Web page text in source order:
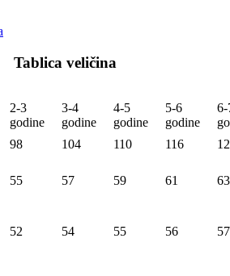
Tablica veličina
2-3
godine
3-4
godine
4-5
godine
5-6
godine
6-
98 104 110 116
55 57 59 61 63
52 54 55 56 57